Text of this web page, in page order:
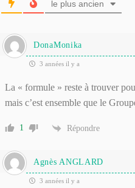
le plus ancien
DonaMonika
3 années il y a
La « formule » reste à trouver
mais c’est ensemble que le
1 Répondre
Agnès ANGLARD
3 années il y a